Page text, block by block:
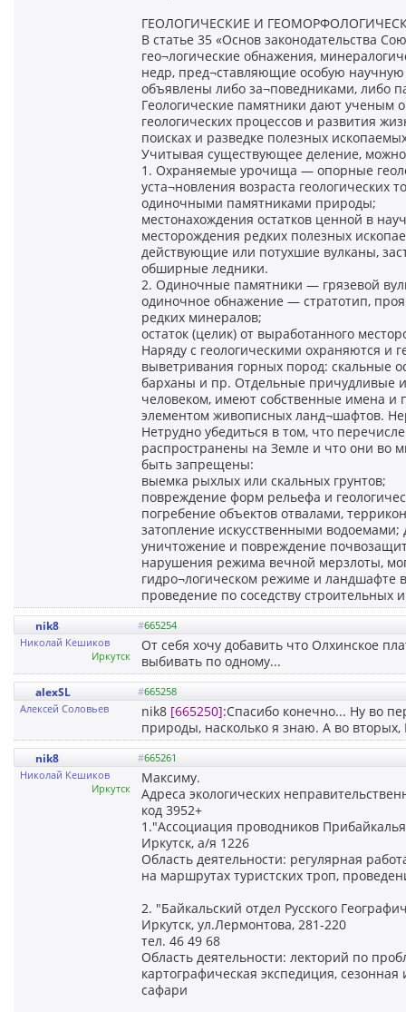
ГЕОЛОГИЧЕСКИЕ И
В статье 35 «Основ законодательства
гео¬логические обнажения,
недр, пред¬ставляющие особую научную
объявлены либо за¬поведниками, либо
Геологические памятники дают ученым
геологических процессов и развития
поисках и разведке полезных
Учитывая существующее деление,
1. Охраняемые урочища — опорные
уста¬новления возраста
одиночными памятниками природы;
местонахождения остатков ценной в
месторождения редких полезных
действующие или потухшие вулканы,
обширные ледники.
2. Одиночные памятники — грязевой
одиночное обнажение — стратотип,
редких минералов;
остаток (целик) от выработанного
Наряду с геологическими охраняются
выветривания горных пород: скальные
барханы и пр. Отдельные причудливые
человеком, имеют собственные имена и
элементом живописных ланд¬шафтов.
Нетрудно убедиться в том, что
распространены на Земле и что они во
быть запрещены:
выемка рыхлых или скальных грунтов;
повреждение форм рельефа и
погребение объектов отвалами,
затопление искусственными
уничтожение и повреждение
нарушения режима вечной мерзлоты,
гидро¬логическом режиме и ландшафте
проведение по соседству строительных
nik8 #665254
Николай Кешиков
Иркутск
От себя хочу добавить что Олхинское
выбивать по одному...
alexSL #665258
Алексей Соловьев
nik8 [665250]:Спасибо конечно... Ну во
природы, насколько я знаю. А во
nik8 #665261
Николай Кешиков
Иркутск
Максиму.
Адреса экологических
код 3952+
1."Ассоциация проводников
Иркутск, а/я 1226
Область деятельности: регулярная
на маршрутах туристских троп,
2. "Байкальский отдел Русского
Иркутск, ул.Лермонтова, 281-220
тел. 46 49 68
Область деятельности: лекторий по
картографическая экспедиция,
сафари